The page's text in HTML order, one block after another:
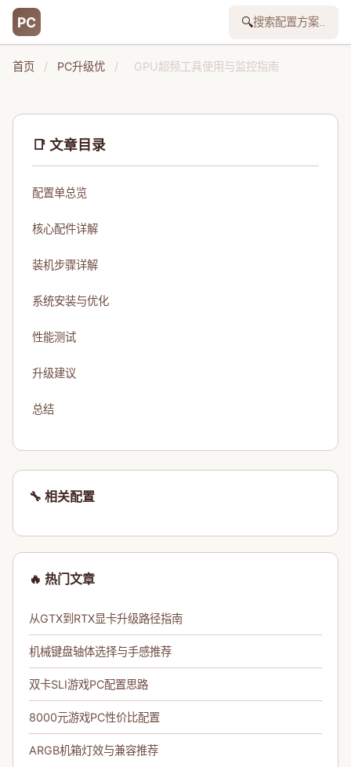
PC 🔍
首页 / PC升级优 / GPU超频工具使用与监控指南
📑 文章目录
配置单总览
核心配件详解
装机步骤详解
系统安装与优化
性能测试
升级建议
总结
🔧 相关配置
🔥 热门文章
从GTX到RTX显卡升级路径指南
机械键盘轴体选择与手感推荐
双卡SLI游戏PC配置思路
8000元游戏PC性价比配置
ARGB机箱灯效与兼容推荐